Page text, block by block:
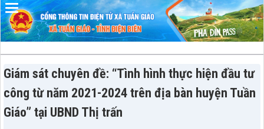
Giám sát chuyên đề: “Tình hình thực hiện đầu tư
công từ năm 2021-2024 trên địa bàn huyện Tuần
Giáo” tại UBND Thị trấn
Đã kết nối EMC